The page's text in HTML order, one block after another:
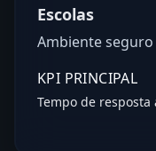
Escolas
Ambiente
KPI PRINCIPAL
Tempo de resposta